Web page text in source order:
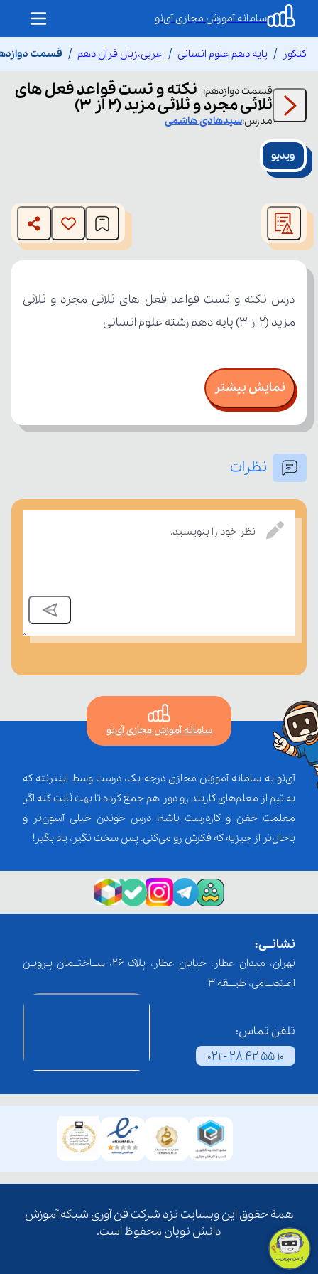
سامانه آموزش مجازی آی‌نو
کنکور پایه دهم علوم انسانی عربی،زبان قرآن دهم قسمت دوازدهم
قسمت دوازدهم: نکته و تست قواعد فعل های
ثلاثی مجرد و ثلاثی مزید (۲ از ۳)
مدرس:سیدهادیهاشمی
ویدیو
modal
window.
The media could not be loaded, either because the server
or network failed or because the format is not supported.
مزید (۲ از ۳) پایه دهم رشته علوم انسانی
نمایش بیشتر
نظرات
نظر خود را بنویسید.
سامانه آموزش مجازی آی‌نو
آی‌نو یه سامانه آموزش مجازی درجه یک، درست وسط اینترنته که
یه تیم از معلم‌‌های کاربلد رو دور هم جمع کرده تا بهت ثابت کنه اگر
معلمت خفن و کاردرست باشه؛ درس خوندن خیلی آسون‌تر و
باحال‌تر از چیزیه که فکرش رو می‌کنی. پس سخت نگیر، یاد بگیر!
نشانــی:
تهران، میدان عطار، خیابان عطار، پلاک 26، ســاختــمان پـرویـن
اعـتصــامی، طبـــقه 3
تلفن تماس:
021 - 28 42 55 10
همۀ حقوق این وبسایت نزد شرکت فن آوری شبکه آموزش
دانش نویان محفوظ است.